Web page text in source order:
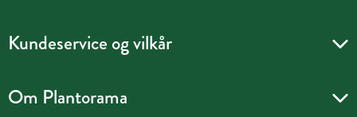
Kundeservice og vilkår
Om Plantorama